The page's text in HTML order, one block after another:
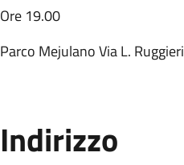
Ore 19.00
Parco Mejulano Via L. Ruggieri
Indirizzo